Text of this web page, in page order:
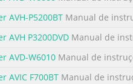
SAFEGUARDS Information
the equipment. Please
and carefully before operating
AVH-P5200BT Manual de
AVH P3200DVD Manual de
AVD-W6010 Manual de
AVIC F700BT Manual de